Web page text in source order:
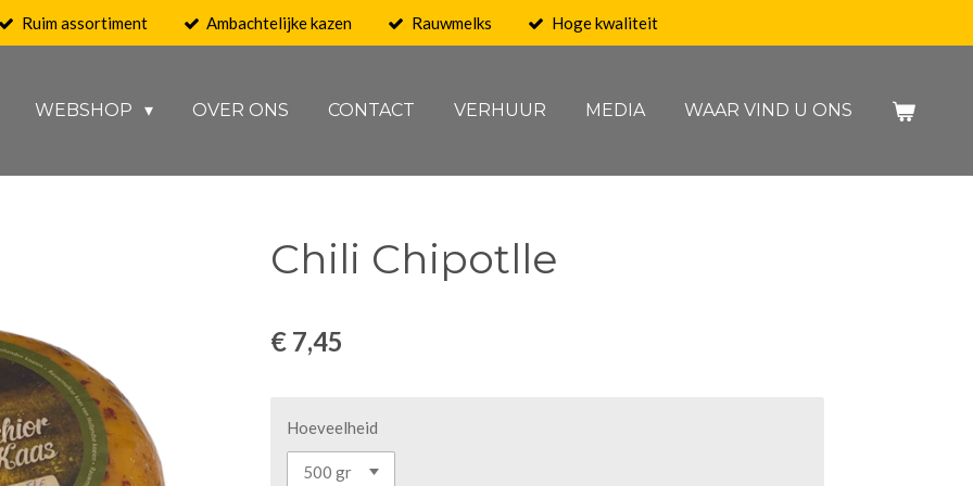
Ruim assortiment Ambachtelijke kazen Rauwmelks Hoge kwaliteit
WEBSHOP OVER ONS CONTACT VERHUUR MEDIA WAAR VIND U ONS
Chili Chipotlle
€ 7,45
Hoeveelheid